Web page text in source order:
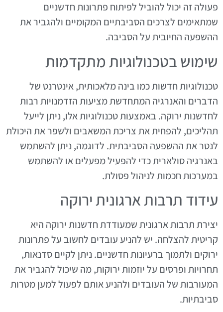
פעולה זה יכול להוביל לפיתוח פתרונות חדשניים
שמתאימים לצרכים הסביבתיים המקומיים ולהגביר את
ההשפעה החיובית על הסביבה.
שימוש בטכנולוגיות מתקדמות
טכנולוגיות חדשות כמו בינה מלאכותית, אינטרנט של
הדברים והאנרגיה המתחדשת מציעות הזדמנויות רבות
לחדשנות ירוקה. באמצעות טכנולוגיות אלו, ניתן לייעל
תהליכים, להפחית את צריכת המשאבים ולשפר את היכולת
לנטר את ההשפעה הסביבתית. לדוגמה, ניתן להשתמש
באנרגיה סולארית כדי להפעיל מפעלים או להשתמש
במערכות חכמות לניהול פסולת.
עידוד תרבות ארגונית ירוקה
יצירת תרבות ארגונית שמעודדת חדשנות ירוקה היא
קריטית להצלחה. יש להניע עובדים לחשוב על פתרונות
ירוקים ולתמוך ברעיונות חדשניים. ניתן לקיים סדנאות,
תחרויות ופרסים על יוזמות ירוקות, מה שיכול להגביר את
המעורבות של העובדים ולהניע אותם לפעול למען מטרות
סביבתיות.